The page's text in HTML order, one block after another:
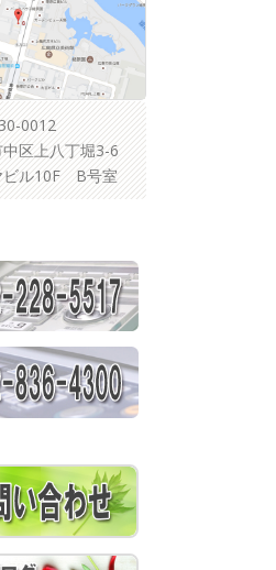
0012
区上八丁堀3-6
ビル10F B号室